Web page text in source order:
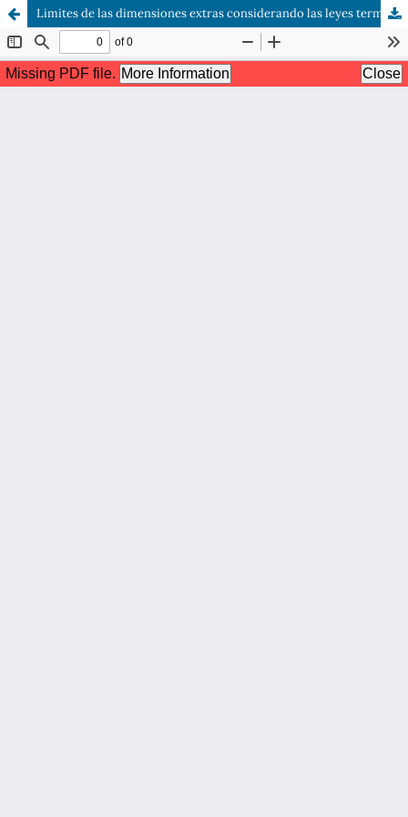
Limites de las dimensiones extras considerando las leyes termodinámicas de la radiación de cuerpo negro